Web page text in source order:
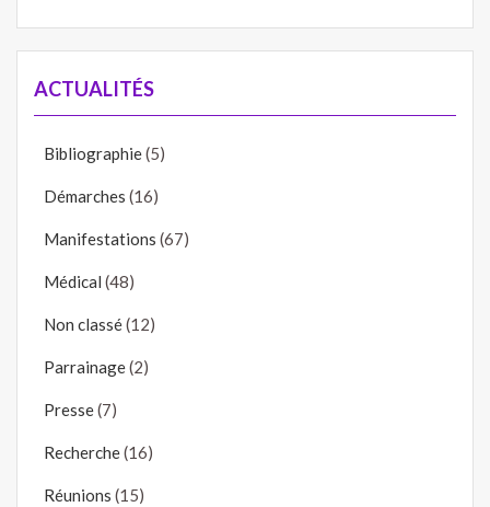
ACTUALITÉS
Bibliographie(5)
Démarches (16)
Manifestations (67)
Médical (48)
Non classé(12)
Parrainage(2)
Presse(7)
Recherche(16)
Réunions (15)